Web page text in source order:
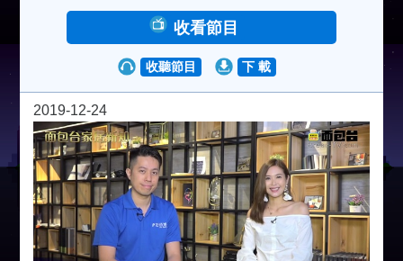
d
e
o
收看節目
收聽節目 下 載
2019-12-24